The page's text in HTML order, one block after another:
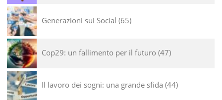
Generazioni sui Social 65
Cop29: un fallimento per il futuro 47
Il lavoro dei sogni: una grande sfida 44